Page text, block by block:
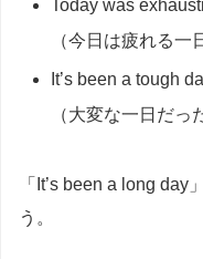
Today was
（今日は疲れる一
It’s been a tough
（大変な一日だっ
「It’s been a long
う。